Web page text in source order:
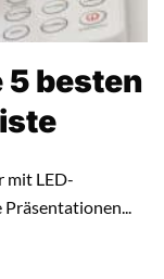
5 besten
mit LED-